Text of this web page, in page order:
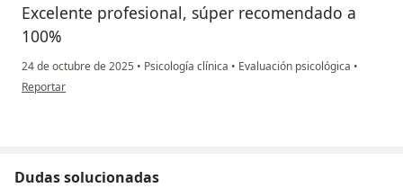
Excelente profesional, súper recomendado a
100%
24 de octubre de 2025 • Psicología clínica • Evaluación psicológica •
en opinión del usuario Maria Carolina
Reportar
Dudas solucionadas